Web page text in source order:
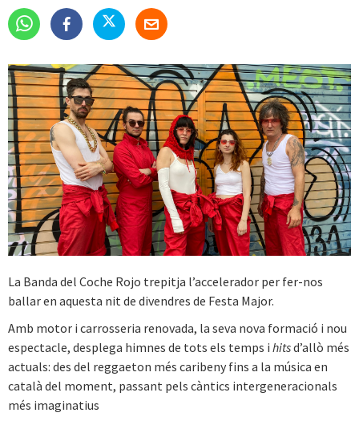
La Banda del Coche Rojo trepitja l’accelerador per fer-nos
ballar en aquesta nit de divendres de Festa Major.
Amb motor i carrosseria renovada, la seva nova formació i nou
espectacle, desplega himnes de tots els temps i hitsd’allò més
actuals: des del reggaeton més caribeny fins a la música en
català del moment, passant pels càntics intergeneracionals
més imaginatius